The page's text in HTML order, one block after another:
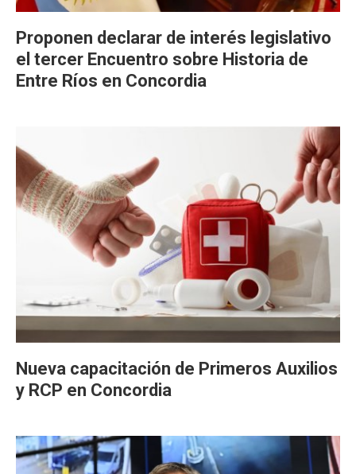
Proponen declarar de interés legislativo
el tercer Encuentro sobre Historia de
Entre Ríos en Concordia
Nueva capacitación de Primeros Auxilios
y RCP en Concordia